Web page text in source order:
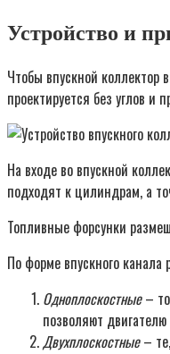
Устройство и
Чтобы впускной коллектор
проектируется без углов
На входе во впускной
подходят к цилиндрам, а
Топливные форсунки
По форме впускного
Одноплоскостные–
позволяют
Двухплоскостные–